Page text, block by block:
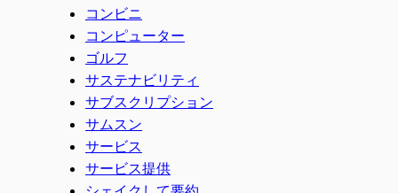
コンビニ
コンピューター
ゴルフ
サステナビリティ
サブスクリプション
サムスン
サービス
サービス提供
シェイクして要約